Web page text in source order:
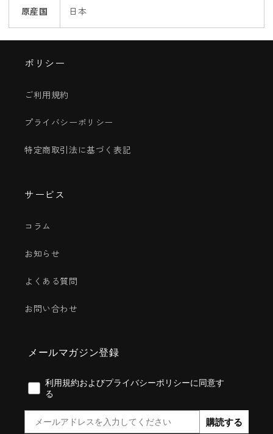
原産国 日本
ポリシー
ご利用規約
プライバシーポリシー
特定商取引法に基づく表記
サービス
コラム
お知らせ
よくある質問
お問い合わせ
メールマガジン登録
利用規約およびプライバシーポリシーに同意する
利用規約およびプライバシーポリシーに同意す
る
購読する